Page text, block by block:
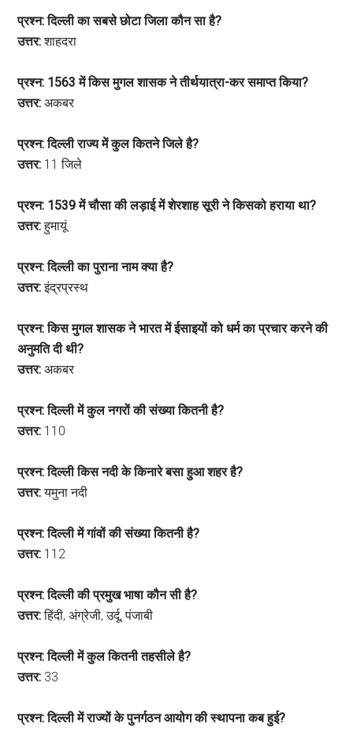
प्रश्न: दिल्ली का सबसे छोटा जिला कौन सा है?
उत्तर:शाहदरा
प्रश्न: 1563 में किस मुगल शासक ने तीर्थयात्रा-कर समाप्त किया?
उत्तर: अकबर
प्रश्न: दिल्ली राज्य में कुल कितने जिले है?
उत्तर: 11 जिले
प्रश्न: 1539 में चौसा की लड़ाई में शेरशाह सूरी ने किसको हराया था?
उत्तर:हुमायूं
प्रश्न: दिल्ली का पुराना नाम क्या है?
उत्तर:इंद्रप्रस्थ
प्रश्न: किस मुगल शासक ने भारत में ईसाइयों को धर्म का प्रचार करने की
अनुमति दी थी?
उत्तर: अकबर
प्रश्न: दिल्ली में कुल नगरों की संख्या कितनी है?
उत्तर: 110
प्रश्न: दिल्ली किस नदी के किनारे बसा हुआ शहर है?
उत्तर:यमुना नदी
प्रश्न: दिल्ली में गांवों की संख्या कितनी है?
उत्तर: 112
प्रश्न: दिल्ली की प्रमुख भाषा कौन सी है?
उत्तर:हिंदी, अंग्रेजी, उर्दू, पंजाबी
प्रश्न: दिल्ली में कुल कितनी तहसीले है?
उत्तर: 33
प्रश्न: दिल्ली में राज्यों के पुनर्गठन आयोग की स्थापना कब हुई?